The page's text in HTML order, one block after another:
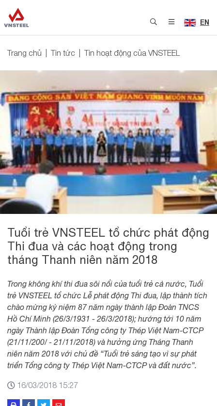
EN
Trang chủ Tin tức Tin hoạt động của VNSTEEL
Tuổi trẻ VNSTEEL tổ chức phát động
Thi đua và các hoạt động trong
tháng Thanh niên năm 2018
Trong không khí thi đua sôi nổi của tuổi trẻ cả nước, Tuổi
trẻ VNSTEEL tổ chức Lễ phát động Thi đua, lập thành tích
chào mừng kỷ niệm 87 năm ngày thành lập Đoàn TNCS
Hồ Chí Minh (26/3/1931 - 26/3/2018); hướng tới 10 năm
ngày Thành lập Đoàn Tổng công ty Thép Việt Nam-CTCP
(21/11/200/ - 21/11/2018) và hưởng ứng Tháng Thanh
niên năm 2018 với chủ đề “Tuổi trẻ sáng tạo vì sự phát
triển Tổng công ty Thép Việt Nam-CTCP và đất nước”.
16/03/2018 15:27